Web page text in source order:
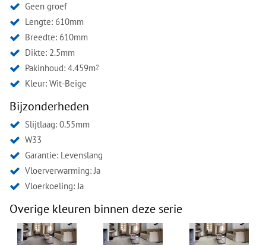
Geen groef
Lengte: 610mm
Breedte: 610mm
Dikte: 2.5mm
Pakinhoud: 4.459m2
Kleur: Wit-Beige
Bijzonderheden
Slijtlaag: 0.55mm
W33
Garantie: Levenslang
Vloerverwarming: Ja
Vloerkoeling: Ja
Overige kleuren binnen deze serie